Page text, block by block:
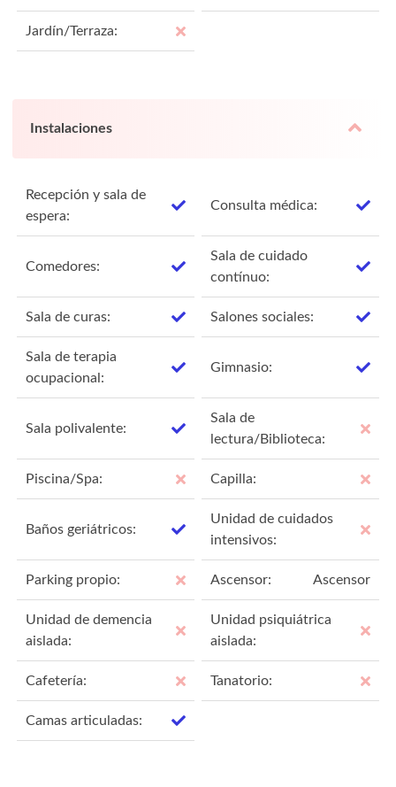
Jardín/Terraza:
Instalaciones
Recepción y sala de
espera:
Consulta médica:
Comedores:
Sala de cuidado
contínuo:
Sala de curas: Salones sociales:
Sala de terapia
ocupacional:
Gimnasio:
Sala polivalente:
Sala de
lectura/Biblioteca:
Piscina/Spa: Capilla:
Baños geriátricos:
Unidad de cuidados
intensivos:
Parking propio: Ascensor: Ascensor
Unidad de demencia
aislada:
Unidad psiquiátrica
aislada:
Cafetería: Tanatorio:
Camas articuladas: